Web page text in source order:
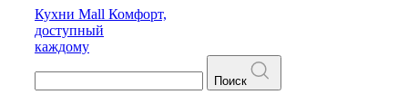
Кухни Mall Комфорт,
доступный
каждому
Поиск